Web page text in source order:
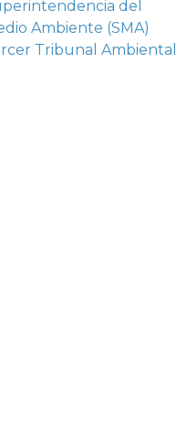
del
Ambiente (SMA)
Tribunal Ambiental